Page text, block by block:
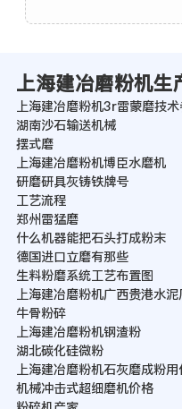
上海建冶磨粉机生
上海建冶磨粉机3r雷蒙磨技
湖南沙石输送机械
摆式磨
上海建冶磨粉机博臣水磨机
研磨研具灰铸铁牌号
工艺流程
郑州雷猛磨
什么机器能把石头打成粉末
德国进口立磨有那些
生料粉磨系统工艺布置图
上海建冶磨粉机广西贵港水
牛骨粉碎
上海建冶磨粉机钢渣粉
湖北碳化硅微粉
上海建冶磨粉机石灰磨成粉
机械冲击式超细磨机价格